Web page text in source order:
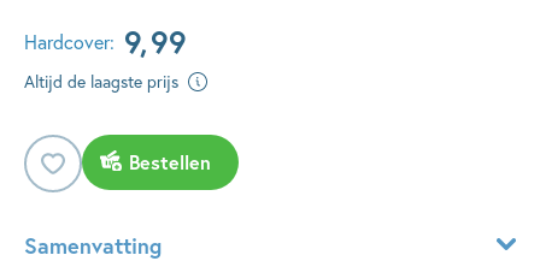
Hardcover: 9,99
Altijd de laagste prijs
Bestellen
Samenvatting